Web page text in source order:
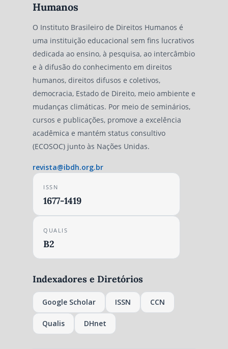
Humanos
O Instituto Brasileiro de Direitos Humanos é
uma instituição educacional sem fins lucrativos
dedicada ao ensino, à pesquisa, ao intercâmbio
e à difusão do conhecimento em direitos
humanos, direitos difusos e coletivos,
democracia, Estado de Direito, meio ambiente e
mudanças climáticas. Por meio de seminários,
cursos e publicações, promove a excelência
acadêmica e mantém status consultivo
(ECOSOC) junto às Nações Unidas.
revista@ibdh.org.br
ISSN
1677-1419
QUALIS
B2
Indexadores e Diretórios
Google Scholar ISSN CCN
Qualis DHnet